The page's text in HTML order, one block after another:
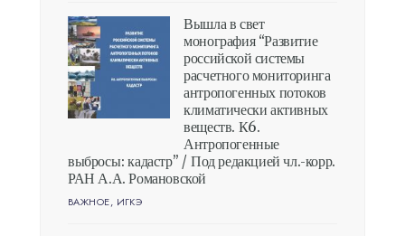
Вышла в свет
монография “Развитие
российской системы
расчетного мониторинга
антропогенных потоков
климатически активных
веществ. К6.
Антропогенные
выбросы: кадастр” / Под редакцией чл.-корр.
РАН А.А. Романовской
ВАЖНОЕ, ИГКЭ